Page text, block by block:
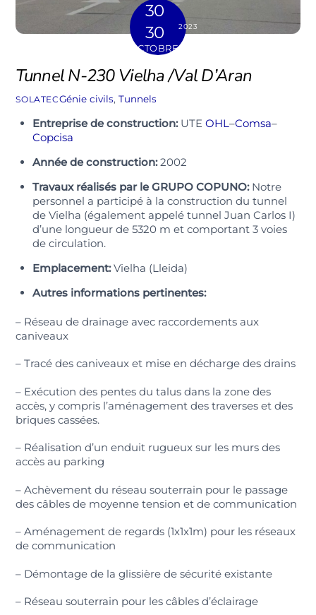
30
30
OCTOBRE
2023
Tunnel N-230 Vielha /Val D’Aran
SOLATECGénie civils, Tunnels
Entreprise de construction:UTEOHL–Comsa–
Copcisa
Année de construction:2002
Travaux réalisés par le GRUPO COPUNO:Notre
personnel a participé à la construction du tunnel
de Vielha (également appelé tunnel Juan Carlos I)
d’une longueur de 5320 m et comportant 3 voies
de circulation.
Emplacement:Vielha (Lleida)
Autres informations pertinentes:
– Réseau de drainage avec raccordements aux
caniveaux
– Tracé des caniveaux et mise en décharge des drains
– Exécution des pentes du talus dans la zone des
accès, y compris l’aménagement des traverses et des
briques cassées.
– Réalisation d’un enduit rugueux sur les murs des
accès au parking
– Achèvement du réseau souterrain pour le passage
des câbles de moyenne tension et de communication
– Aménagement de regards (1x1x1m) pour les réseaux
de communication
– Démontage de la glissière de sécurité existante
– Réseau souterrain pour les câbles d’éclairage